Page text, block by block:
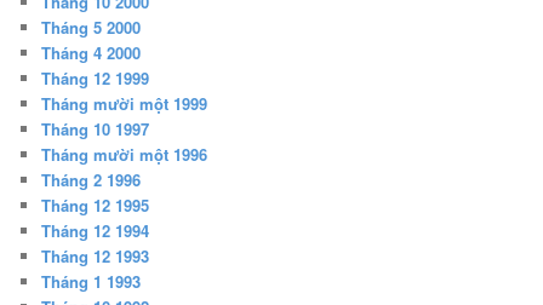
Tháng 5 2000
Tháng 4 2000
Tháng 12 1999
Tháng mười một 1999
Tháng 10 1997
Tháng mười một 1996
Tháng 2 1996
Tháng 12 1995
Tháng 12 1994
Tháng 12 1993
Tháng 1 1993